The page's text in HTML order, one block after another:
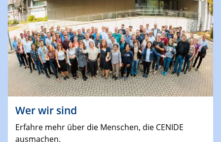
Wer wir sind
Erfahre mehr über die Menschen, die CENIDE
ausmachen.